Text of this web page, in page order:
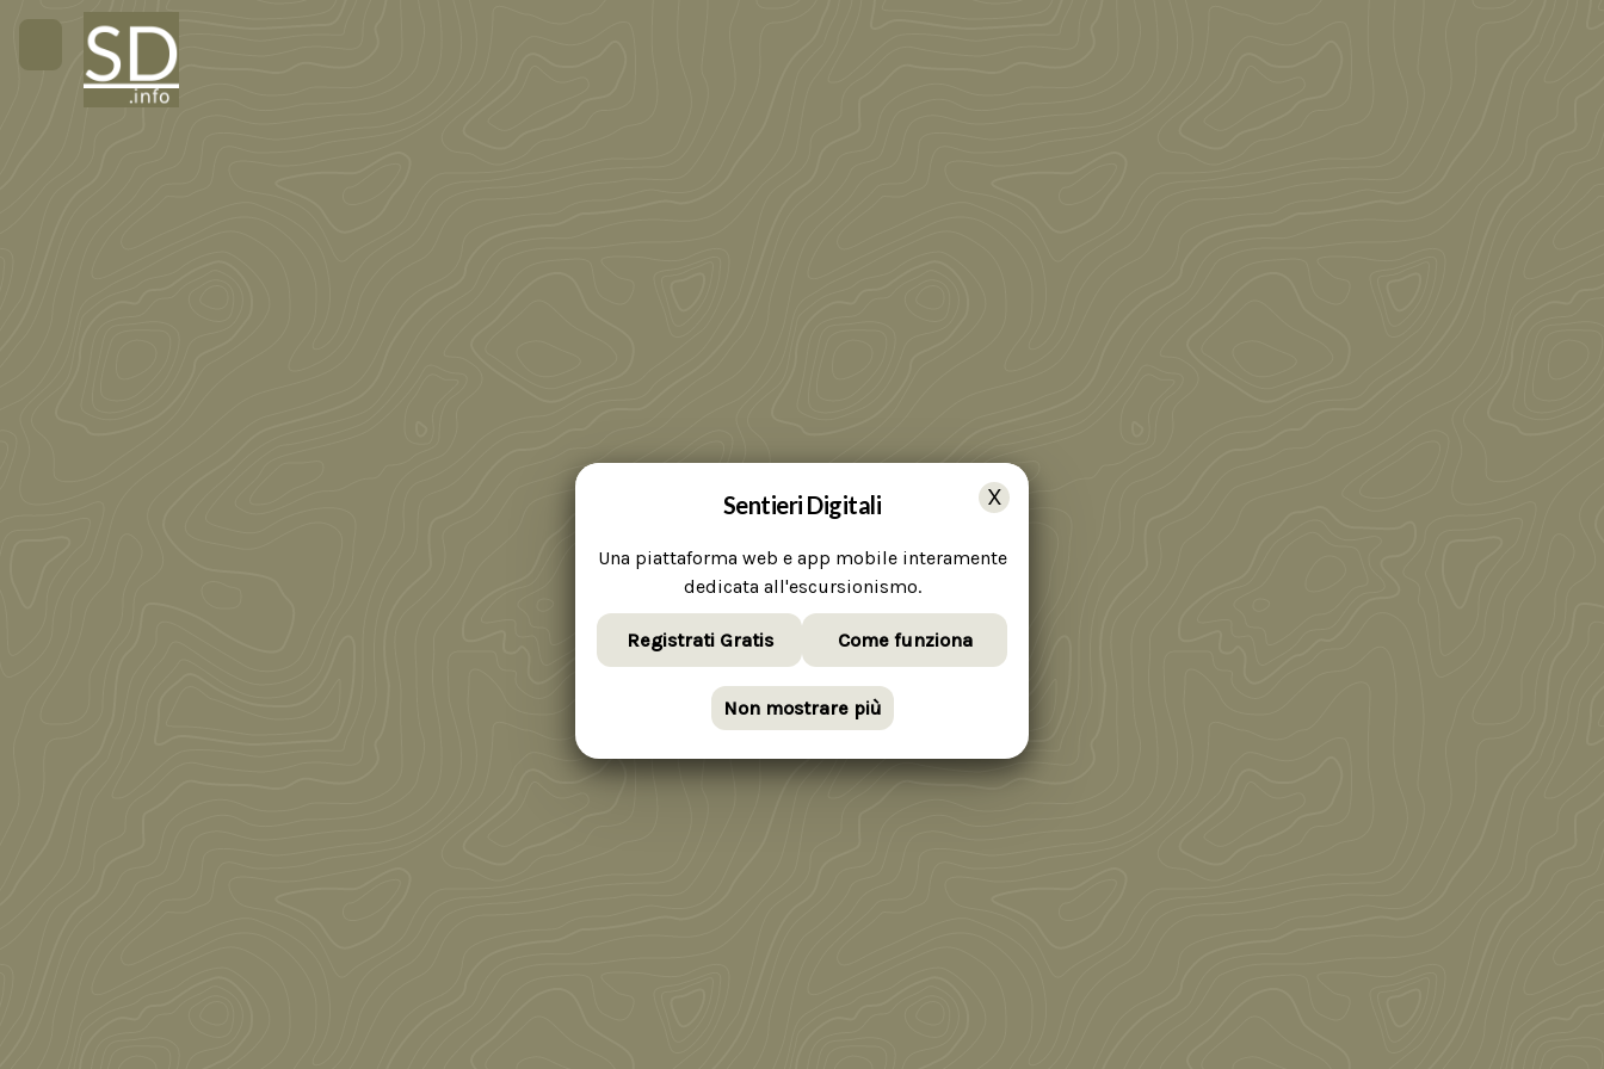
Sentieri Digitali
Una piattaforma web e app mobile interamente
dedicata all'escursionismo.
Registrati Gratis Come funziona
Non mostrare più